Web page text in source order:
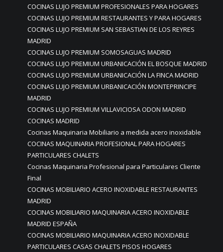
COCINAS LUJO PREMIUM PROFESIONALES PARA HOGARES
COCINAS LUJO PREMIUM RESTAURANTES Y PARA HOGARES
COCINAS LUJO PREMIUM SAN SEBASTIAN DE LOS REYRES
MADRID
COCINAS LUJO PREMIUM SOMOSAGUAS MADRID
COCINAS LUJO PREMIUM URBANICACIÓN EL BOSQUE MADRID
COCINAS LUJO PREMIUM URBANICACIÓN LA FINCA MADRID
COCINAS LUJO PREMIUM URBANICACIÓN MONTEPRINCIPE
MADRID
COCINAS LUJO PREMIUM VILLAVICIOSA ODON MADRID
COCINAS MADRID
Cocinas Maquinaria Mobiliario a medida acero inoxidable
COCINAS MAQUINARIA PROFESIONAL PARA HOGARES
PARTICULARES CHALETS
Cocinas Maquinaria Profesional para Particulares Cliente
Final
COCINAS MOBILIARIO ACERO INOXIDABLE RESTAURANTES
MADRID
COCINAS MOBILIARIO MAQUINARIA ACERO INOXIDABLE
MADRID ESPAÑA
COCINAS MOBILIARIO MAQUINARIA ACERO INOXIDABLE
PARTICULARES CASAS CHALETS PISOS HOGARES